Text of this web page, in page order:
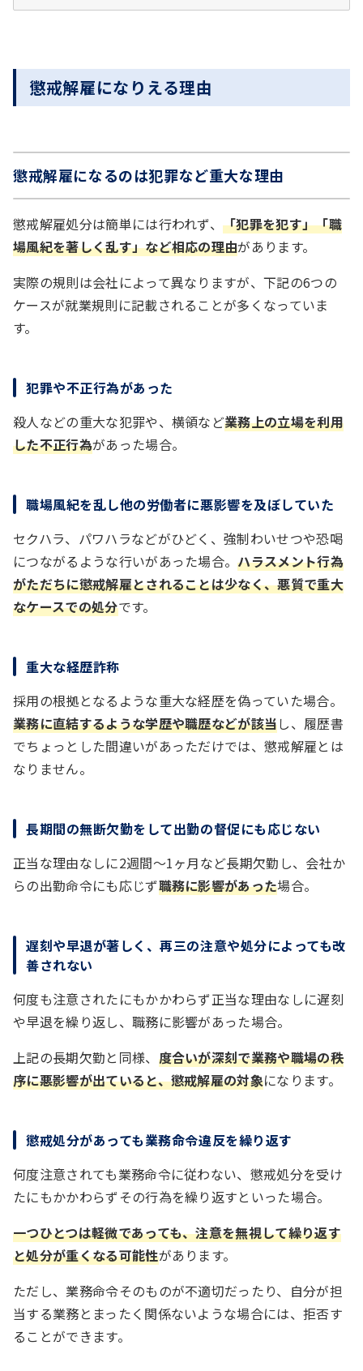
懲戒解雇になりえる理由
懲戒解雇になるのは犯罪など重大な理由
懲戒解雇処分は簡単には行われず、「犯罪を犯す」「職
場風紀を著しく乱す」など相応の理由があります。
実際の規則は会社によって異なりますが、下記の6つの
ケースが就業規則に記載されることが多くなっていま
す。
犯罪や不正行為があった
殺人などの重大な犯罪や、横領など業務上の立場を利用
した不正行為があった場合。
職場風紀を乱し他の労働者に悪影響を及ぼしていた
セクハラ、パワハラなどがひどく、強制わいせつや恐喝
につながるような行いがあった場合。ハラスメント行為
がただちに懲戒解雇とされることは少なく、悪質で重大
なケースでの処分です。
重大な経歴詐称
採用の根拠となるような重大な経歴を偽っていた場合。
業務に直結するような学歴や職歴などが該当し、履歴書
でちょっとした間違いがあっただけでは、懲戒解雇とは
なりません。
長期間の無断欠勤をして出勤の督促にも応じない
正当な理由なしに2週間～1ヶ月など長期欠勤し、会社か
らの出勤命令にも応じず職務に影響があった場合。
遅刻や早退が著しく、再三の注意や処分によっても改
善されない
何度も注意されたにもかかわらず正当な理由なしに遅刻
や早退を繰り返し、職務に影響があった場合。
上記の長期欠勤と同様、 度合いが深刻で業務や職場の秩
序に悪影響が出ていると、懲戒解雇の対象になります。
懲戒処分があっても業務命令違反を繰り返す
何度注意されても業務命令に従わない、懲戒処分を受け
たにもかかわらずその行為を繰り返すといった場合。
一つひとつは軽微であっても、注意を無視して繰り返す
と処分が重くなる可能性があります。
ただし、業務命令そのものが不適切だったり、自分が担
当する業務とまったく関係ないような場合には、拒否す
ることができます。